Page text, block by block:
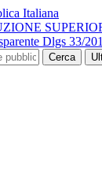
Dlgs 33/
Cerca